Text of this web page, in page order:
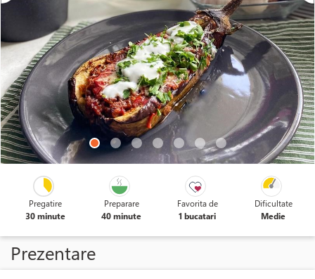
Pregatire
30 minute
Preparare
40 minute
Favorita de
1 bucatari
Dificultate
Medie
Prezentare